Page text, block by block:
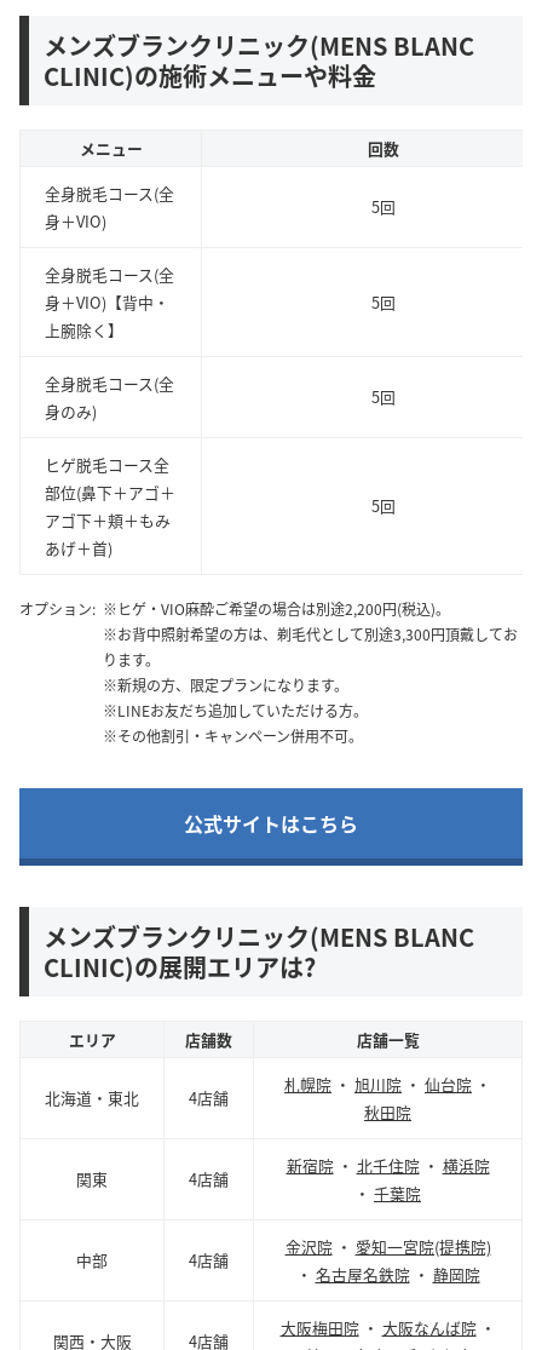
メンズブランクリニック(MENS BLANC
CLINIC)の施術メニューや料金
メニュー
回数
全身脱毛コース(全
身＋VIO)
5回
全身脱毛コース(全
身＋VIO)【背中・
上腕除く】
5回
全身脱毛コース(全
身のみ)
5回
ヒゲ脱毛コース全
部位(鼻下＋アゴ＋
アゴ下＋頬＋もみ
あげ＋首)
5回
オプション: ※ヒゲ・VIO麻酔ご希望の場合は別途2,200円(税込)。
※お背中照射希望の方は、剃毛代として別途3,300円頂戴してお
ります。
※新規の方、限定プランになります。
※LINEお友だち追加していただける方。
※その他割引・キャンペーン併用不可。
公式サイトはこちら
メンズブランクリニック(MENS BLANC
CLINIC)の展開エリアは?
エリア 店舗数 店舗一覧
北海道・東北 4店舗
札幌院 ・ 旭川院 ・ 仙台院 ・
秋田院
関東 4店舗
新宿院 ・ 北千住院 ・ 横浜院
・ 千葉院
中部 4店舗
金沢院 ・ 愛知一宮院(提携院)
・ 名古屋名鉄院 ・ 静岡院
関西・大阪 4店舗
大阪梅田院 ・ 大阪なんば院 ・